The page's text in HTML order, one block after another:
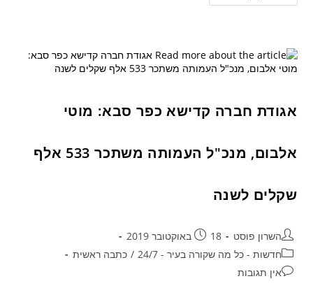
אגודת חברה קדישא כפר סבא: מוטי
אלבום, מנכ"ל העמותה משתכר 533 אלף
שקלים לשנה
השרון פוסט
18 באוקטובר 2019
חדשות - כל מה שקורה בעיר - 24/7
/ כתבה ראשית
אין תגובות